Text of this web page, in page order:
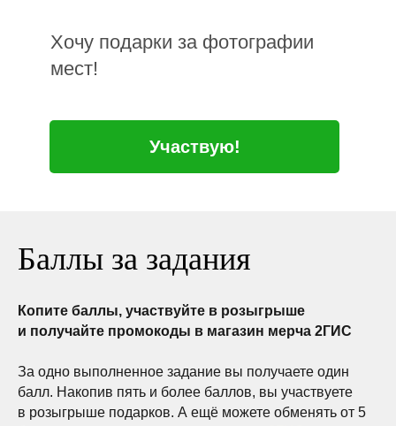
Хочу подарки за фотографии
мест!
Участвую!
Баллы за задания
Копите баллы, участвуйте в розыгрыше
и получайте промокоды в магазин мерча 2ГИС
За одно выполненное задание вы получаете один
балл. Накопив пять и более баллов, вы участвуете
в розыгрыше подарков. А ещё можете обменять от 5